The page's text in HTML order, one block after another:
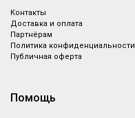
Контакты
Доставка и оплата
Партнёрам
Политика конфиденциальности
Публичная оферта
Помощь